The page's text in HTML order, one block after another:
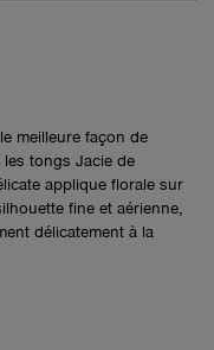
meilleure façon de
les tongs Jacie de
applique florale sur
fine et aérienne,
délicatement à la